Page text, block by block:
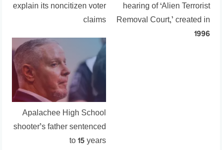
hearing of ‘Alien Terrorist
Removal Court,’ created in
1996
explain its noncitizen voter
claims
Apalachee High School
shooter’s father sentenced
to 15 years